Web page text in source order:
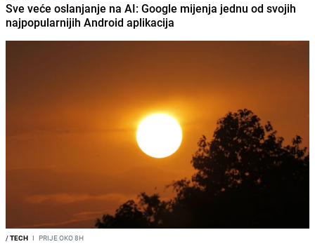
Sve veće oslanjanje na AI: Google mijenja jednu od svojih
najpopularnijih Android aplikacija
/TECH I PRIJE OKO 8H